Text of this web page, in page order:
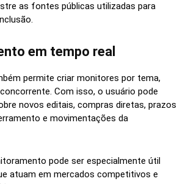
as fontes públicas utilizadas para
em tempo real
permite criar monitores por tema,
Com isso, o usuário pode
novos editais, compras diretas, prazos
e movimentações da
pode ser especialmente útil
atuam em mercados competitivos e